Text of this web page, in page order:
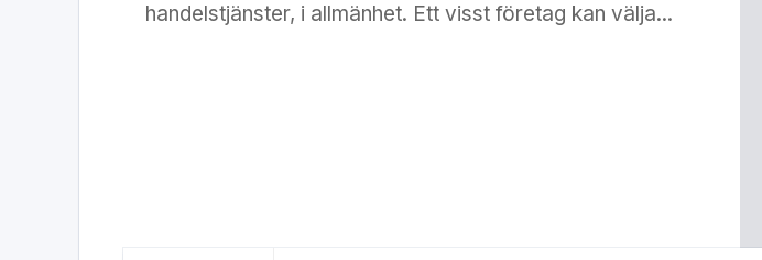
handelstjänster, i allmänhet. Ett visst företag kan välja...